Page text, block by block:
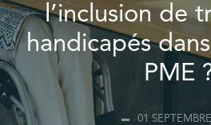
l’inclusion de
handicapés
PME
01